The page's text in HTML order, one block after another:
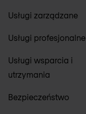
Usługi zarządzane
Usługi profesjonalne
Usługi wsparcia i
utrzymania
Bezpieczeństwo